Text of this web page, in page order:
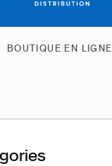
BOUTIQUE EN LIGNE